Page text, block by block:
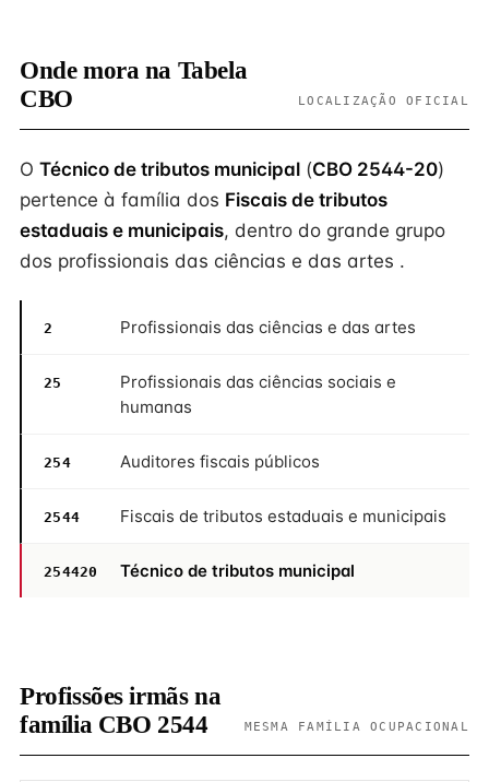
Onde mora na Tabela
CBO
LOCALIZAÇÃO OFICIAL
O Técnico de tributos municipal (CBO 2544-20)
pertence à família dos Fiscais de tributos
estaduais e municipais, dentro do grande grupo
dos profissionais das ciências e das artes .
2 Profissionais das ciências e das artes
25
Profissionais das ciências sociais e
humanas
254 Auditores fiscais públicos
2544 Fiscais de tributos estaduais e municipais
254420 Técnico de tributos municipal
Profissões irmãs na
família CBO 2544
MESMA FAMÍLIA OCUPACIONAL